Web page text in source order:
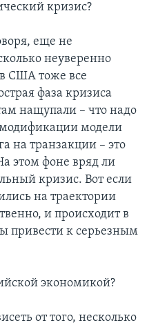
кризис?
еще не
неуверенно
в США тоже все
фаза кризиса
нащупали – что надо
модификации модели
на транзакции – это
этом фоне вряд ли
кризис. Вот если
на траектории
и происходит в
привести к серьезным
экономикой?
от того, несколько